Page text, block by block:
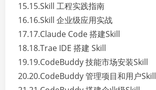
15.15.Skill 工程实践指南
16.16.Skill 企业级应用实战
17.17.Claude Code 搭建Skill
18.18.Trae IDE 搭建 Skill
19.19.CodeBuddy 技能市场安装Skill
20.20.CodeBuddy 管理项目和用户Skill